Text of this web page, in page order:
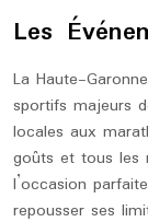
Les
La Haute-
sportifs majeurs
locales aux
goûts et tous les
l’occasion
repousser ses